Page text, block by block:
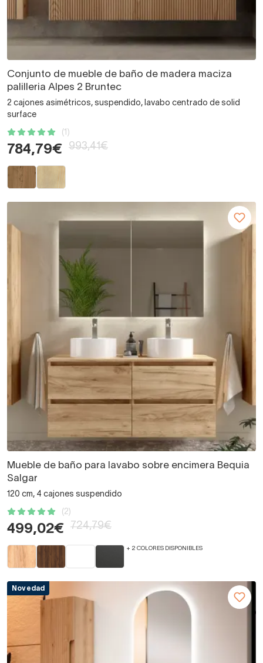
Conjunto de mueble de baño de madera maciza
palilleria Alpes 2 Bruntec
2 cajones asimétricos, suspendido, lavabo centrado de solid
surface
(1)
784,79€ 993,41€
Mueble de baño para lavabo sobre encimera Bequia
Salgar
120 cm, 4 cajones suspendido
(2)
499,02€ 724,79€
+ 2 COLORES DISPONIBLES
Novedad